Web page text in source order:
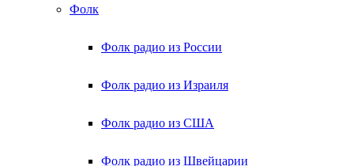
Фолк
Фолк радио из России
Фолк радио из Израиля
Фолк радио из США
Фолк радио из Швейцарии